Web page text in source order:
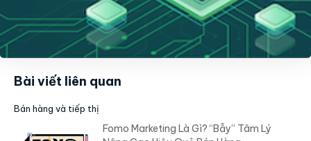
Bài viết liên quan
Bán hàng và tiếp thị
Fomo Marketing Là Gì? “Bẫy” Tâm Lý